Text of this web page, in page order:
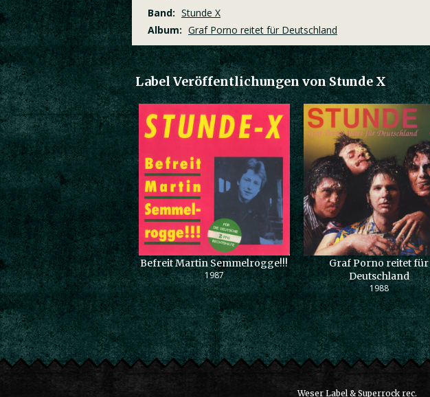
Band: Stunde X
Album: Graf Porno reitet für Deutschland
Label Veröffentlichungen von Stunde X
Befreit Martin Semmelrogge!!!
1987
Graf Porno reitet für
Deutschland
1988
Weser Label & Superrock rec.